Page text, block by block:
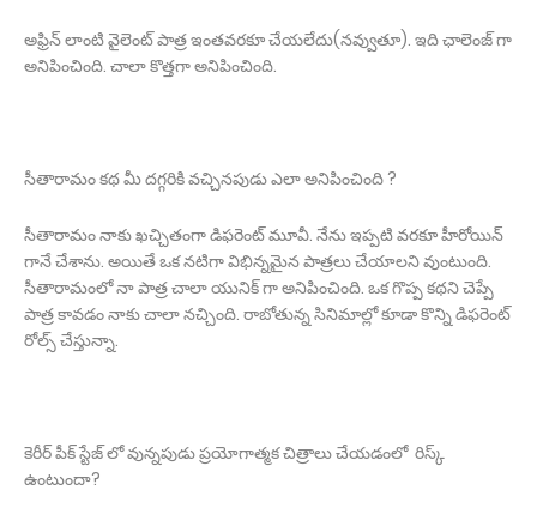
అఫ్రిన్ లాంటి వైలెంట్ పాత్ర ఇంతవరకూ చేయలేదు(నవ్వుతూ). ఇది ఛాలెంజ్ గా
అనిపించింది. చాలా కొత్తగా అనిపించింది.
సీతారామం కథ మీ దగ్గరికి వచ్చినపుడు ఎలా అనిపించింది ?
సీతారామం నాకు ఖచ్చితంగా డిఫరెంట్ మూవీ. నేను ఇప్పటి వరకూ హీరోయిన్
గానే చేశాను. అయితే ఒక నటిగా విభిన్నమైన పాత్రలు చేయాలని వుంటుంది.
సీతారామంలో నా పాత్ర చాలా యునిక్ గా అనిపించింది. ఒక గొప్ప కథని చెప్పే
పాత్ర కావడం నాకు చాలా నచ్చింది. రాబోతున్న సినిమాల్లో కూడా కొన్ని డిఫరెంట్
రోల్స్ చేస్తున్నా.
కెరీర్ పీక్ స్టేజ్ లో వున్నపుడు ప్రయోగాత్మక చిత్రాలు చేయడంలో రిస్క్
ఉంటుందా?